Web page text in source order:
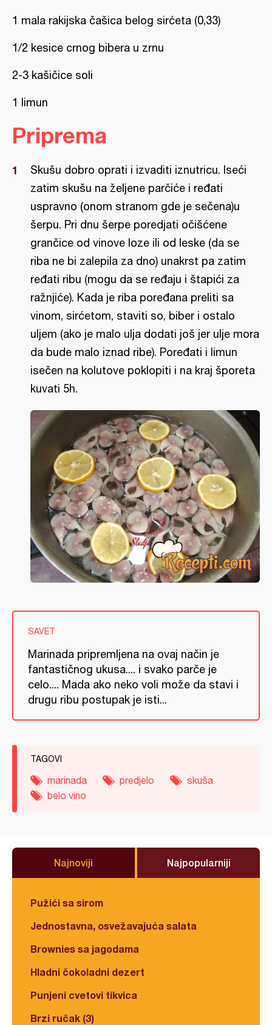
1 mala rakijska čašica belog sirćeta (0,33)
1/2 kesice crnog bibera u zrnu
2-3 kašičice soli
1 limun
Priprema
Skušu dobro oprati i izvaditi iznutricu. Iseći
zatim skušu na željene parčiće i ređati
uspravno (onom stranom gde je sečena)u
šerpu. Pri dnu šerpe poredjati očišćene
grančice od vinove loze ili od leske (da se
riba ne bi zalepila za dno) unakrst pa zatim
ređati ribu (mogu da se ređaju i štapići za
ražnjiće). Kada je riba poređana preliti sa
vinom, sirćetom, staviti so, biber i ostalo
uljem (ako je malo ulja dodati još jer ulje mora
da bude malo iznad ribe). Poređati i limun
isečen na kolutove poklopiti i na kraj šporeta
kuvati 5h.
SAVET
Marinada pripremljena na ovaj način je
fantastičnog ukusa.... i svako parče je
celo.... Mada ako neko voli može da stavi i
drugu ribu postupak je isti...
TAGOVI
marinada predjelo
skuša
belo vino
Najnoviji Najpopularniji
Pužići sa sirom
Jednostavna, osvežavajuća salata
Brownies sa jagodama
Hladni čokoladni dezert
Punjeni cvetovi tikvica
Brzi ručak (3)